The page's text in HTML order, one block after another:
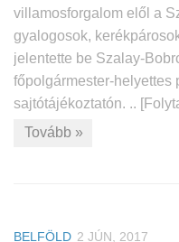
villamosforgalom elől a
gyalogosok,
jelentette be Szalay-
főpolgármester-helyettes
sajtótájékoztatón. ..
Tovább »
BELFÖLD 2 JÚN, 2017